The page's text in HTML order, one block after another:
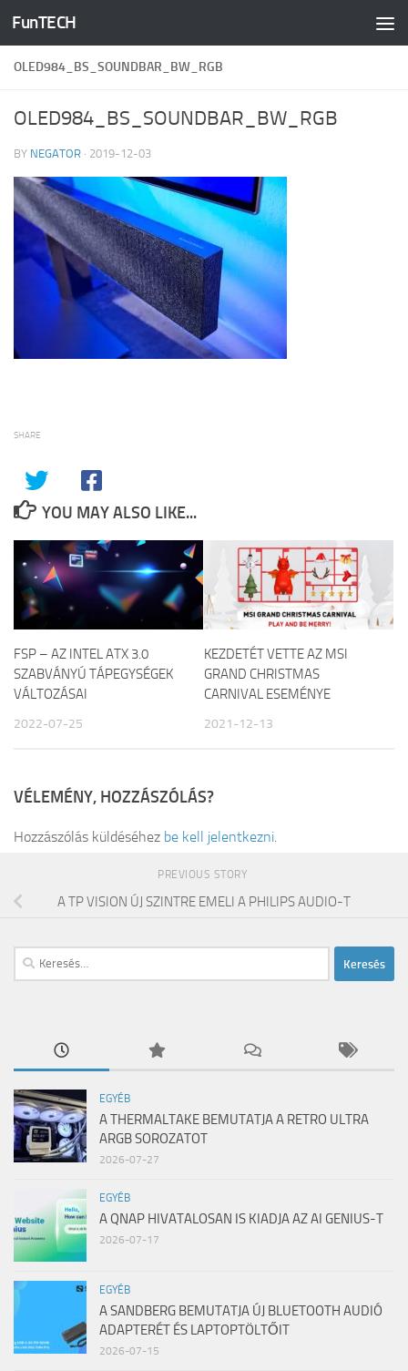
Skip to content
FunTECH
OLED984_BS_SOUNDBAR_BW_RGB
OLED984_BS_SOUNDBAR_BW_RGB
BY NEGATOR · 2019-12-03
SHARE
YOU MAY ALSO LIKE...
FSP – AZ INTEL ATX 3.0
SZABVÁNYÚ TÁPEGYSÉGEK
VÁLTOZÁSAI
2022-07-25
KEZDETÉT VETTE AZ MSI
GRAND CHRISTMAS
CARNIVAL ESEMÉNYE
2021-12-13
VÉLEMÉNY, HOZZÁSZÓLÁS?
Hozzászólás küldéséhez be kell jelentkezni.
PREVIOUS STORY
A TP VISION ÚJ SZINTRE EMELI A PHILIPS AUDIO-T
Keresés:
EGYÉB
A THERMALTAKE BEMUTATJA A RETRO ULTRA
ARGB SOROZATOT
2026-07-27
EGYÉB
A QNAP HIVATALOSAN IS KIADJA AZ AI GENIUS-T
2026-07-17
EGYÉB
A SANDBERG BEMUTATJA ÚJ BLUETOOTH AUDIÓ
ADAPTERÉT ÉS LAPTOPTÖLTŐIT
2026-07-15